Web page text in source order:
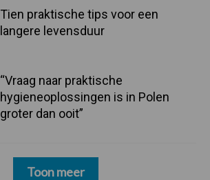
Tien praktische tips voor een
langere levensduur
“Vraag naar praktische
hygieneoplossingen is in Polen
groter dan ooit”
Toon meer